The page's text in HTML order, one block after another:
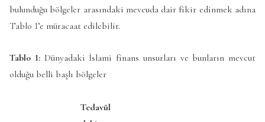
bulunduğu bölgeler arasındaki mevcuda dair fikir edinmek adına
Tablo 1’e müracaat edilebilir.
Tablo 1: Dünyadaki İslami finans unsurları ve bunların mevcut
olduğu belli başlı bölgeler
Tedavül